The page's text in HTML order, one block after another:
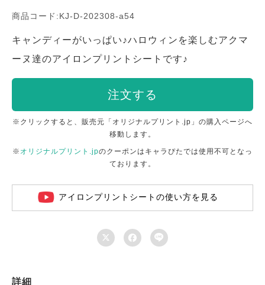
商品コード:KJ-D-202308-a54
キャンディーがいっぱい♪ハロウィンを楽しむアクマ
ーヌ達のアイロンプリントシートです♪
注文する
※クリックすると、販売元「オリジナルプリント.jp」の購入ページへ
移動します。
※ オリジナルプリント.jpのクーポンはキャラぴたでは使用不可となっ
ております。
アイロンプリントシートの使い方を見る
  
詳細